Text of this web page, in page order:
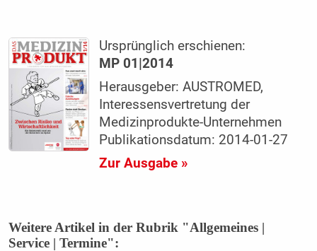
Ursprünglich erschienen:
MP 01|2014
Herausgeber: AUSTROMED,
Interessensvertretung der
Medizinprodukte-Unternehmen
Publikationsdatum: 2014-01-27
Zur Ausgabe »
Weitere Artikel in der Rubrik "Allgemeines |
Service | Termine":